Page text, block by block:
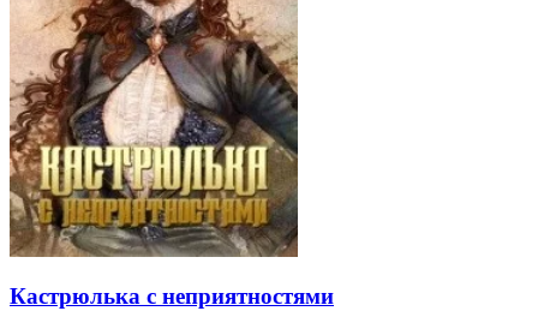
Кастрюлька с неприятностями